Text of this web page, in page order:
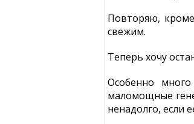
Повторяю,
свежим.
Теперь хочу
Особенно
маломощные
ненадолго, если